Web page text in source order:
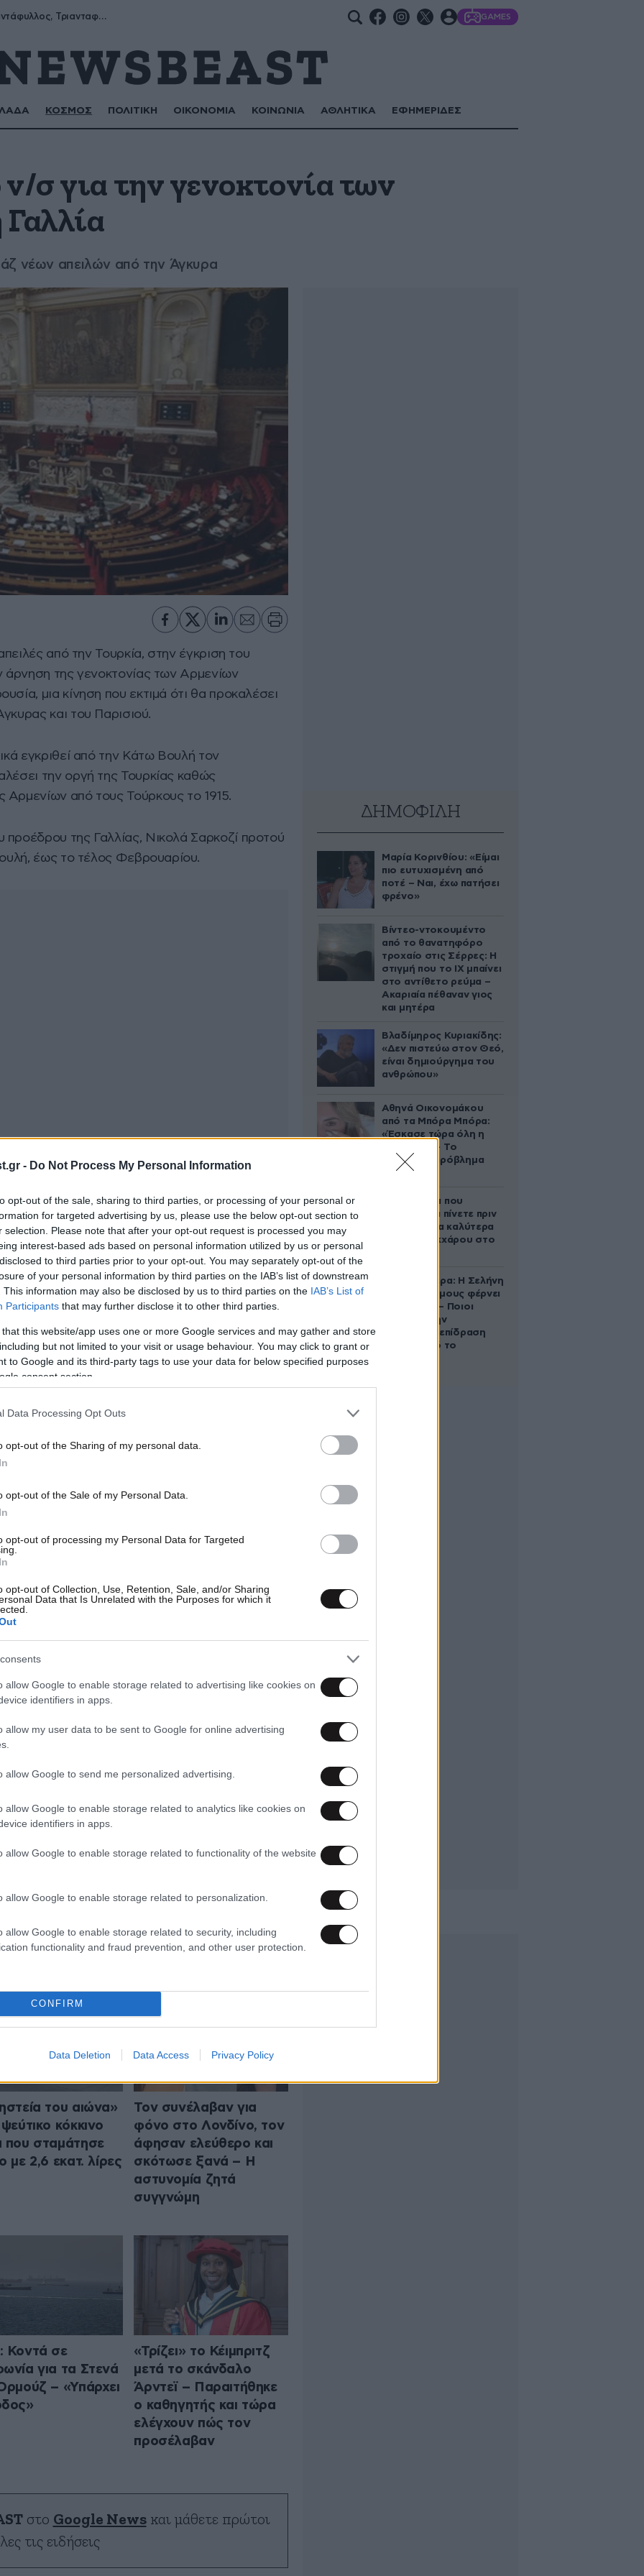
- Do Not Process My Personal Information
opt-out of the sale, sharing to third parties, or processing of your personal or
for targeted advertising by us, please use the below opt-out section to
selection. Please note that after your opt-out request is processed you may
interest-based ads based on personal information utilized by us or personal
to third parties prior to your opt-out. You may separately opt-out of the
of your personal information by third parties on the IAB’s list of downstream
This information may also be disclosed by us to third parties on the IAB’s List of
Participants that may further disclose it to other third parties.
that this website/app uses one or more Google services and may gather and store
but not limited to your visit or usage behaviour. You may click to grant or
to Google and its third-party tags to use your data for below specified purposes
consent section.
Data Processing Opt Outs
opt-out of the Sharing of my personal data.
opt-out of the Sale of my Personal Data.
opt-out of processing my Personal Data for Targeted
opt-out of Collection, Use, Retention, Sale, and/or Sharing
Data that Is Unrelated with the Purposes for which it
allow Google to enable storage related to advertising like cookies on
identifiers in apps.
allow my user data to be sent to Google for online advertising
allow Google to send me personalized advertising.
allow Google to enable storage related to analytics like cookies on
identifiers in apps.
allow Google to enable storage related to functionality of the website
allow Google to enable storage related to personalization.
allow Google to enable storage related to security, including
functionality and fraud prevention, and other user protection.
CONFIRM
Data Deletion Data Access Privacy Policy
Μύρων, Τριαντάφυλλος, Τριανταφυλλιά, Φυλλιώ, Ρόζα GAMES
ΚΟΣΜΟΣ ΠΟΛΙΤΙΚΗ ΟΙΚΟΝΟΜΙΑ ΚΟΙΝΩΝΙΑ ΑΘΛΗΤΙΚΑ ΕΦΗΜΕΡΙΔΕΣ
σ για την γενοκτονία των
νέων απειλών από την Άγκυρα
από την Τουρκία, στην έγκριση του
άρνηση της γενοκτονίας των Αρμενίων
μια κίνηση που εκτιμά ότι θα προκαλέσει
και του Παρισιού.
εγκριθεί από την Κάτω Βουλή τον
την οργή της Τουρκίας καθώς
Αρμενίων από τους Τούρκους το 1915.
της Γαλλίας, Νικολά Σαρκοζί προτού
έως το τέλος Φεβρουαρίου.
από την ψήφιση του νόμου από την
και πολιτική και οικονομική
τον πρεσβευτή της για
τουρκικής κυβέρνησης, Μπουλέντ Αρίντς,
η Τουρκία (ως χώρα ή τούρκοι πολίτες) θα
Δικαστήριο Ανθρωπίνων Δικαιωμάτων
αν ο υιοθετηθεί νόμος.
ΔΗΜΟΦΙΛΗ
Μαρία Κορινθίου: «Είμαι
πιο ευτυχισμένη από
ποτέ – Ναι, έχω πατήσει
φρένο»
Βίντεο-ντοκουμέντο
από το θανατηφόρο
τροχαίο στις Σέρρες: Η
στιγμή που το ΙΧ μπαίνει
στο αντίθετο ρεύμα –
Ακαριαία πέθαναν γιος
και μητέρα
Βλαδίμηρος Κυριακίδης:
«Δεν πιστεύω στον Θεό,
είναι δημιούργημα του
ανθρώπου»
Αθηνά Οικονομάκου
από τα Μπόρα Μπόρα:
«Έσκασε τώρα όλη η
κούραση» – Το
απρόοπτο πρόβλημα
υγείας
5 ροφήματα που
μπορείτε να πίνετε πριν
τον ύπνο για καλύτερα
επίπεδα σακχάρου στο
Ζώδια σήμερα: Η Σελήνη
στους Διδύμους φέρνει
ανατροπές – Ποιοι
δέχονται την
ευεργετική επίδραση
του Δία από το
ΤΟΝ ΚΟΣΜΟ ΟΛΑ ΤΑ ΑΡΘΡΑ
του αιώνα»
κόκκινο
που σταμάτησε
με 2,6 εκατ. λίρες
Τον συνέλαβαν για
φόνο στο Λονδίνο, τον
άφησαν ελεύθερο και
σκότωσε ξανά – Η
αστυνομία ζητά
συγγνώμη
Κοντά σε
για τα Στενά
– «Υπάρχει
«Τρίζει» το Κέιμπριτζ
μετά το σκάνδαλο
Άρντεϊ – Παραιτήθηκε
ο καθηγητής και τώρα
ελέγχουν πώς τον
προσέλαβαν
στο Google Newsκαι μάθετε πρώτοι
τις ειδήσεις